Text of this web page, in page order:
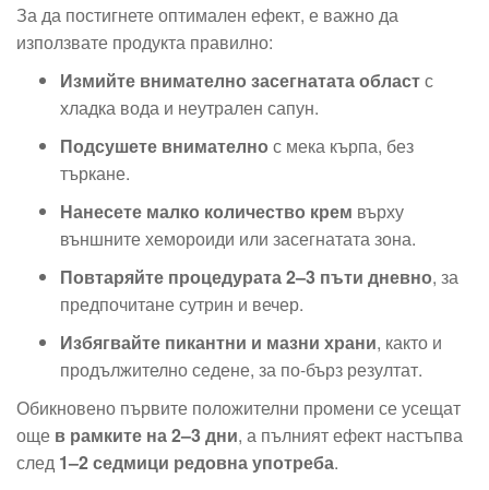
За да постигнете оптимален ефект, е важно да
използвате продукта правилно:
Измийте внимателно засегнатата областс
хладка вода и неутрален сапун.
Подсушете внимателно с мека кърпа, без
търкане.
Нанесете малко количество крем върху
външните хемороиди или засегнатата зона.
Повтаряйте процедурата 2–3 пъти дневно, за
предпочитане сутрин и вечер.
Избягвайте пикантни и мазни храни, както и
продължително седене, за по-бърз резултат.
Обикновено първите положителни промени се усещат
още в рамките на 2–3 дни, а пълният ефект настъпва
след 1–2 седмици редовна употреба.